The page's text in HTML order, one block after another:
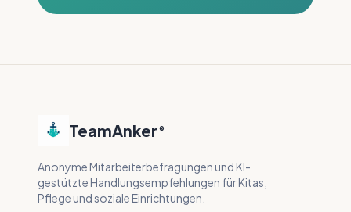
TeamAnker ®
Anonyme Mitarbeiterbefragungen und KI-
gestützte Handlungsempfehlungen für Kitas,
Pflege und soziale Einrichtungen.